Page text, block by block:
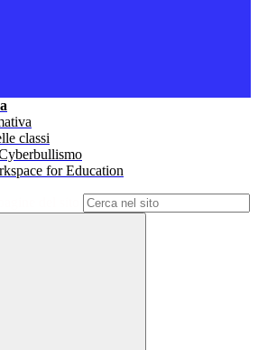
classi
for Education